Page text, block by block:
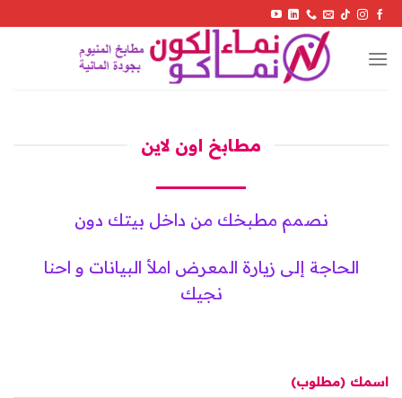
Skip
content
مطابخ اون لاين
نصمم مطبخك من داخل بيتك دون
الحاجة إلى زيارة المعرض املأ البيانات و احنا
نجيك
اسمك (مطلوب)